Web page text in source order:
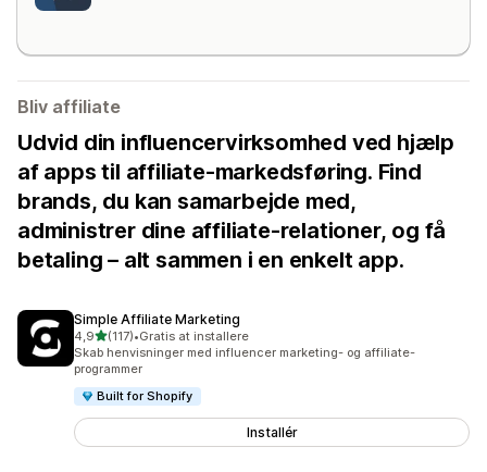
Bliv affiliate
Udvid din influencervirksomhed ved hjælp
af apps til affiliate-markedsføring. Find
brands, du kan samarbejde med,
administrer dine affiliate-relationer, og få
betaling – alt sammen i en enkelt app.
Simple Affiliate Marketing
4,9ud af 5 stjerner
(117)
117 anmeldelser i alt
•Gratis at installere
Skab henvisninger med influencer marketing- og affiliate-
programmer
Built for Shopify
Installér